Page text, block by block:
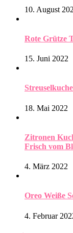
10. August
Rote Grütze
15. Juni 2022
18. Mai 2022
Zitronen
Frisch vom
4. März 2022
Oreo Weiße
4. Februar